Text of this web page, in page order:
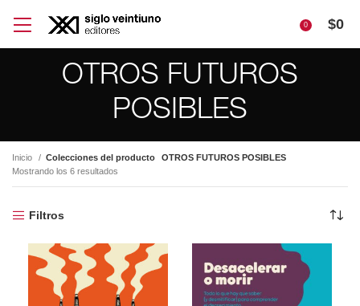
0 $0
OTROS FUTUROS
POSIBLES
Inicio Colecciones del producto
OTROS FUTUROS POSIBLES
Mostrando los 6 resultados
Filtros